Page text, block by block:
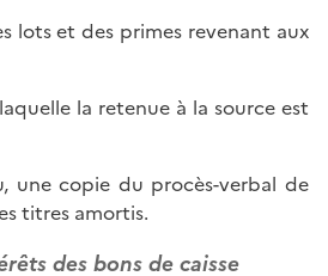
lots et des primes revenant aux
la retenue à la source est
une copie du procès-verbal de
titres amortis.
des bons de caisse